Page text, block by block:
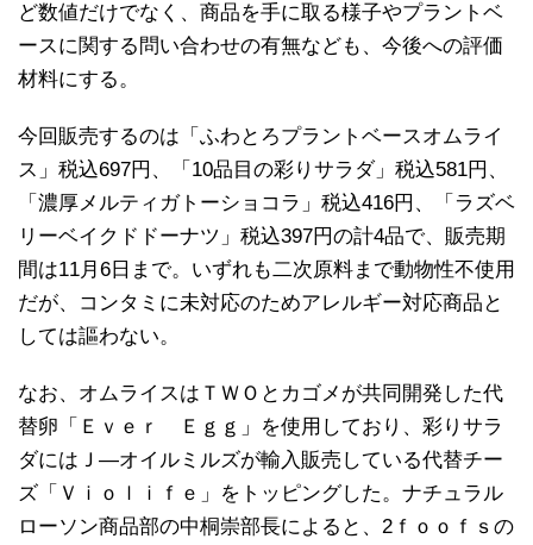
ど数値だけでなく、商品を手に取る様子やプラントベ
ースに関する問い合わせの有無なども、今後への評価
材料にする。
今回販売するのは「ふわとろプラントベースオムライ
ス」税込697円、「10品目の彩りサラダ」税込581円、
「濃厚メルティガトーショコラ」税込416円、「ラズベ
リーベイクドドーナツ」税込397円の計4品で、販売期
間は11月6日まで。いずれも二次原料まで動物性不使用
だが、コンタミに未対応のためアレルギー対応商品と
しては謳わない。
なお、オムライスはＴＷＯとカゴメが共同開発した代
替卵「Ｅｖｅｒ Ｅｇｇ」を使用しており、彩りサラ
ダにはＪ―オイルミルズが輸入販売している代替チー
ズ「Ｖｉｏｌｉｆｅ」をトッピングした。ナチュラル
ローソン商品部の中桐崇部長によると、2ｆｏｏｆｓの